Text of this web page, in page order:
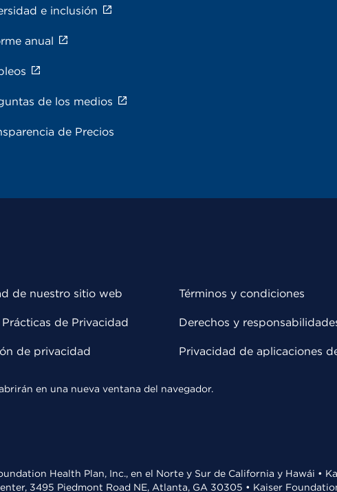
e inclusión
anual
de los medios
de Precios
de nuestro sitio web
de Privacidad
de privacidad
Términos y condiciones
Derechos y
Privacidad de aplicaciones
en una nueva ventana del navegador.
Health Plan, Inc., en el Norte y Sur de California y Hawái •
3495 Piedmont Road NE, Atlanta, GA 30305 • Kaiser